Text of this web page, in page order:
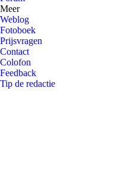
Meer
Weblog
Fotoboek
Prijsvragen
Contact
Colofon
Feedback
Tip de redactie